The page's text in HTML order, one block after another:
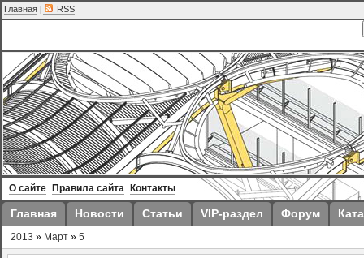
Главная | RSS
О сайте Правила сайта Контакты
Главная Новости Статьи VIP-раздел Форум
2013 » Март » 5